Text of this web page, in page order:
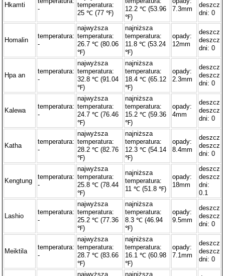
Hkamti
-
temperatura:
25 ℃ (77 ℉)
12.2 ℃ (53.96
℉)
7.3mm
deszcz
dni: 0
Homalin
temperatura:
-
najwyższa
temperatura:
26.7 ℃ (80.06
℉)
najniższa
temperatura:
11.8 ℃ (53.24
℉)
opady:
12mm
deszcz
deszcz
dni: 0
Hpa an
temperatura:
-
najwyższa
temperatura:
32.8 ℃ (91.04
℉)
najniższa
temperatura:
18.4 ℃ (65.12
℉)
opady:
2.3mm
deszcz
deszcz
dni: 0
Kalewa
temperatura:
-
najwyższa
temperatura:
24.7 ℃ (76.46
℉)
najniższa
temperatura:
15.2 ℃ (59.36
℉)
opady:
4mm
deszcz
deszcz
dni: 0
Katha
temperatura:
-
najwyższa
temperatura:
28.2 ℃ (82.76
℉)
najniższa
temperatura:
12.3 ℃ (54.14
℉)
opady:
8.4mm
deszcz
deszcz
dni: 0
Kengtung
temperatura:
-
najwyższa
temperatura:
25.8 ℃ (78.44
℉)
najniższa
temperatura:
11 ℃ (51.8 ℉)
opady:
18mm
deszcz
deszcz
dni:
0.1
Lashio
temperatura:
-
najwyższa
temperatura:
25.2 ℃ (77.36
℉)
najniższa
temperatura:
8.3 ℃ (46.94
℉)
opady:
9.5mm
deszcz
deszcz
dni: 0
Meiktila
temperatura:
-
najwyższa
temperatura:
28.7 ℃ (83.66
℉)
najniższa
temperatura:
16.1 ℃ (60.98
℉)
opady:
7.1mm
deszcz
deszcz
dni: 0
najwyższa
najniższa